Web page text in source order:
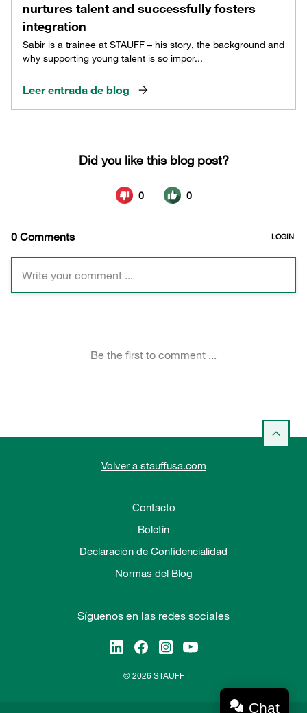
nurtures talent and successfully fosters
integration
Sabir is a trainee at STAUFF – his story, the background and
why supporting young talent is so impor...
Leer entrada de blog
Volver a stauffusa.com
Contacto
Boletín
Declaración de Confidencialidad
Normas del Blog
Síguenos en las redes sociales
© 2026 STAUFF
Chat